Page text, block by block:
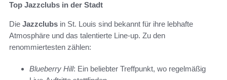
Top Jazzclubs in der Stadt
Die Jazzclubs in St. Louis sind bekannt für ihre lebhafte
Atmosphäre und das talentierte Line-up. Zu den
renommiertesten zählen:
Blueberry Hill: Ein beliebter Treffpunkt, wo regelmäßig